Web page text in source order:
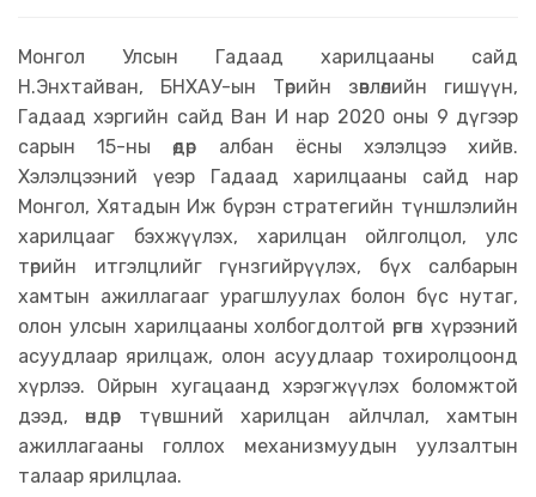
Монгол Улсын Гадаад харилцааны сайд
Н.Энхтайван, БНХАУ-ын Төрийн зөвлөлийн гишүүн,
Гадаад хэргийн сайд Ван И нар 2020 оны 9 дүгээр
сарын 15-ны өдөр албан ёсны хэлэлцээ хийв.
Хэлэлцээний үеэр Гадаад харилцааны сайд нар
Монгол, Хятадын Иж бүрэн стратегийн түншлэлийн
харилцааг бэхжүүлэх, харилцан ойлголцол, улс
төрийн итгэлцлийг гүнзгийрүүлэх, бүх салбарын
хамтын ажиллагааг урагшлуулах болон бүс нутаг,
олон улсын харилцааны холбогдолтой өргөн хүрээний
асуудлаар ярилцаж, олон асуудлаар тохиролцоонд
хүрлээ. Ойрын хугацаанд хэрэгжүүлэх боломжтой
дээд, өндөр түвшний харилцан айлчлал, хамтын
ажиллагааны голлох механизмуудын уулзалтын
талаар ярилцлаа.